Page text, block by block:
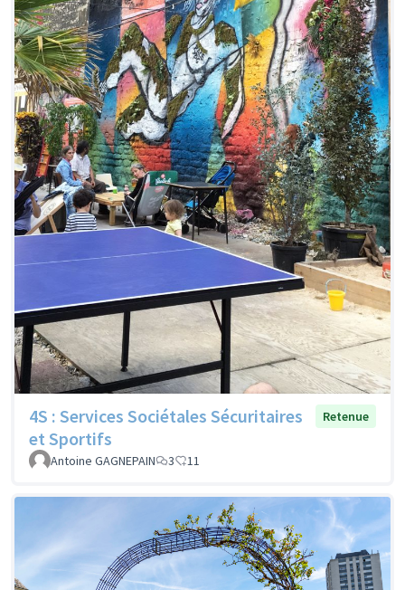
4S : Services Sociétales Sécuritaires
et Sportifs
Retenue
Antoine GAGNEPAIN 3 11